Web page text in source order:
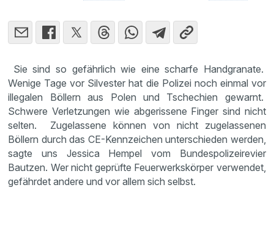
Sie sind so gefährlich wie eine scharfe Handgranate.
Wenige Tage vor Silvester hat die Polizei noch einmal vor
illegalen Böllern aus Polen und Tschechien gewarnt.
Schwere Verletzungen wie abgerissene Finger sind nicht
selten. Zugelassene können von nicht zugelassenen
Böllern durch das CE-Kennzeichen unterschieden werden,
sagte uns Jessica Hempel vom Bundespolizeirevier
Bautzen. Wer nicht geprüfte Feuerwerkskörper verwendet,
gefährdet andere und vor allem sich selbst.